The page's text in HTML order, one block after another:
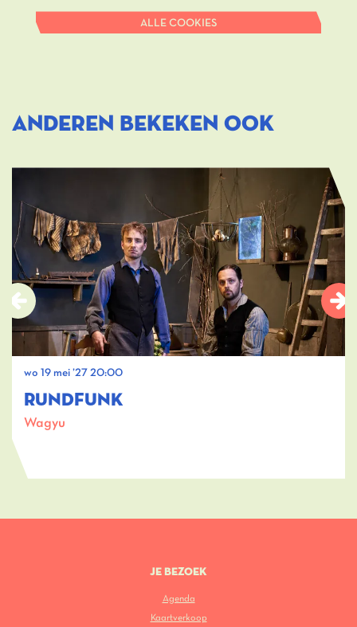
ALLE COOKIES
ANDEREN BEKEKEN OOK
RUNDFUNK
Wagyu
wo 19 mei ’27 20:00
JE BEZOEK
Agenda
Kaartverkoop